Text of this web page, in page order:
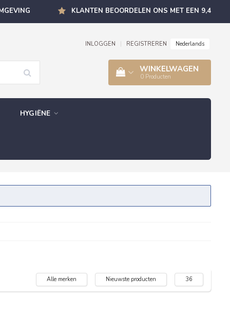
KLANTEN BEOORDELEN ONS MET EEN 9,4
INLOGGEN REGISTREREN Nederlands
WINKELWAGEN
0 Producten
HYGIËNE
Alle merken Nieuwste producten 36